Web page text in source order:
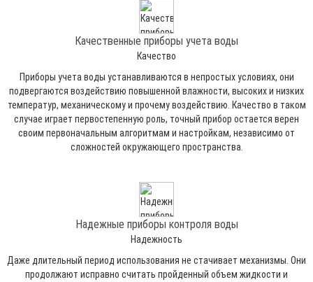
Качественные приборы учета воды
Качество
Приборы учета воды устанавливаются в непростых условиях, они
подвергаются воздействию повышенной влажности, высоких и низких
температур, механическому и прочему воздействию. Качество в таком
случае играет первостепенную роль, точный прибор остается верен
своим первоначальным алгоритмам и настройкам, независимо от
сложностей окружающего пространства.
Надежные приборы контроля воды
Надежность
Даже длительный период использования не стачивает механизмы. Они
продолжают исправно считать пройденный объем жидкости и